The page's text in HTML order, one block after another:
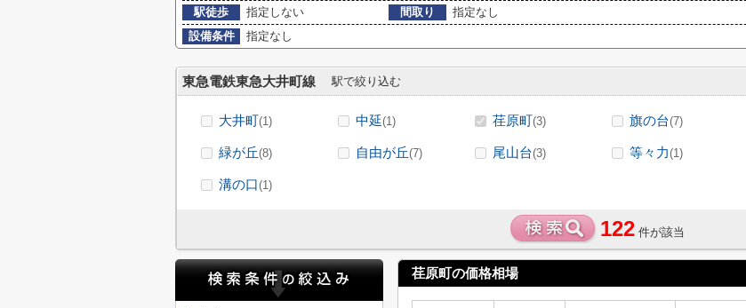
駅徒歩
指定しない 間取り
指定なし
設備条件
指定なし
東急電鉄東急大井町線 駅で絞り込む
大井町(1) 中延(1) 荏原町(3) 旗の台(7)
緑が丘(8) 自由が丘(7) 尾山台(3) 等々力(1)
溝の口(1)
122 件が該当
荏原町の価格相場